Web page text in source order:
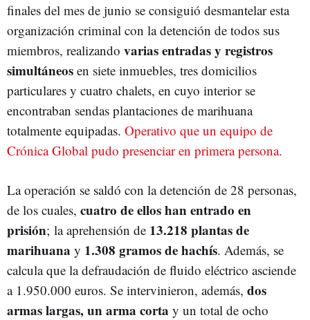
finales del mes de junio se consiguió desmantelar esta
organización criminal con la detención de todos sus
miembros, realizando varias entradas y registros
simultáneos en siete inmuebles, tres domicilios
particulares y cuatro chalets, en cuyo interior se
encontraban sendas plantaciones de marihuana
totalmente equipadas. Operativo que un equipo de
Crónica Global pudo presenciar en primera persona.
La operación se saldó con la detención de 28 personas,
de los cuales, cuatro de ellos han entrado en
prisión; la aprehensión de 13.218 plantas de
marihuana y 1.308 gramos de hachís. Además, se
calcula que la defraudación de fluido eléctrico asciende
a 1.950.000 euros. Se intervinieron, además, dos
armas largas, un arma corta y un total de ocho